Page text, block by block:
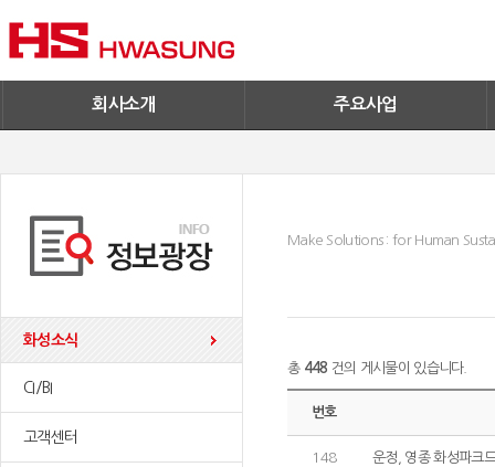
회사소개
기업IR
주요사업
화성소식
CI/BI
고객센터
Make Solutions : for Human
총 448 건의 게시물이 있습니다.
번호
148 운정, 영종 화성파크